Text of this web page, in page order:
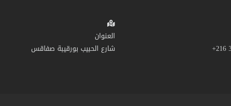
العنوان
شارع الحبيب بورقيبة صفاقس